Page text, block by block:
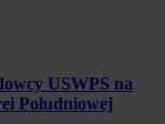
USWPS na
Południowej